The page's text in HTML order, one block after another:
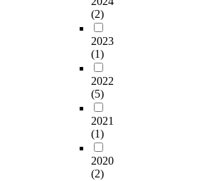
(2)
2023
(1)
2022
(5)
2021
(1)
2020
(2)